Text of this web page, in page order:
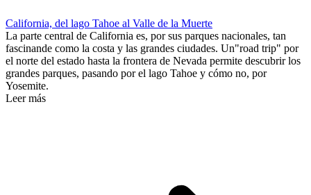
California, del lago Tahoe al Valle de la Muerte
La parte central de California es, por sus parques nacionales, tan
fascinande como la costa y las grandes ciudades. Un"road trip" por
el norte del estado hasta la frontera de Nevada permite descubrir los
grandes parques, pasando por el lago Tahoe y cómo no, por
Yosemite.
Leer más